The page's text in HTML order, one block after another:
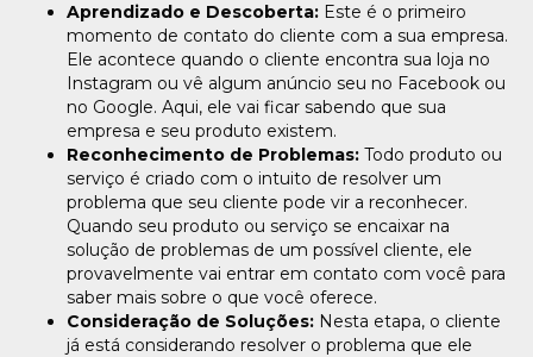
Aprendizado e Descoberta: Este é o primeiro
momento de contato do cliente com a sua empresa.
Ele acontece quando o cliente encontra sua loja no
Instagram ou vê algum anúncio seu no Facebook ou
no Google. Aqui, ele vai ficar sabendo que sua
empresa e seu produto existem.
Reconhecimento de Problemas: Todo produto ou
serviço é criado com o intuito de resolver um
problema que seu cliente pode vir a reconhecer.
Quando seu produto ou serviço se encaixar na
solução de problemas de um possível cliente, ele
provavelmente vai entrar em contato com você para
saber mais sobre o que você oferece.
Consideração de Soluções: Nesta etapa, o cliente
já está considerando resolver o problema que ele